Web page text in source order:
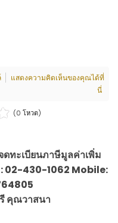
แสดงความคิดเห็นของคุณได้ที่
นี่
(0 โหวต)
ทะเบียนภาษีมูลค่าเพิ่ม
: 02-430-1062 Mobile:
คุณวาสนา